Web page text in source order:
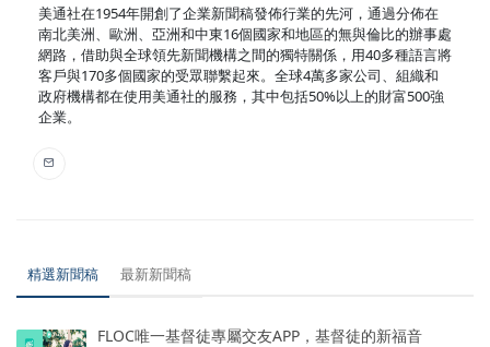
美通社在1954年開創了企業新聞稿發佈行業的先河，通過分佈在
南北美洲、歐洲、亞洲和中東16個國家和地區的無與倫比的辦事處
網路，借助與全球領先新聞機構之間的獨特關係，用40多種語言將
客戶與170多個國家的受眾聯繫起來。全球4萬多家公司、組織和
政府機構都在使用美通社的服務，其中包括50%以上的財富500強
企業。
精選新聞稿 最新新聞稿
FLOC唯一基督徒專屬交友APP，基督徒的新福音